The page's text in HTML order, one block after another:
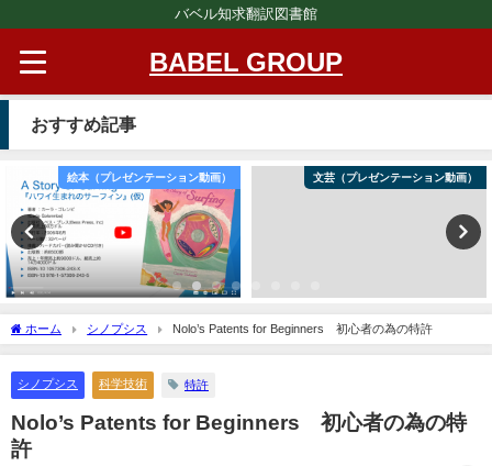
バベル知求翻訳図書館
BABEL GROUP
おすすめ記事
絵本（プレゼンテーション動画） 文芸（プレゼンテーション動画）
ホーム シノプシス Nolo’s Patents for Beginners 初心者の為の特許
シノプシス 科学技術 特許
Nolo’s Patents for Beginners 初心者の為の特
許